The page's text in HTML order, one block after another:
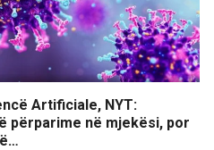
Artificiale, NYT:
përparime në mjekësi, por